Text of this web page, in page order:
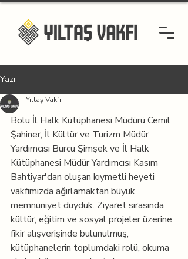
Yazı
Yıltaş Vakfı
Bolu İl Halk Kütüphanesi Müdürü Cemil
Şahiner, İl Kültür ve Turizm Müdür
Yardımcısı Burcu Şimşek ve İl Halk
Kütüphanesi Müdür Yardımcısı Kasım
Bahtiyar'dan oluşan kıymetli heyeti
vakfımızda ağırlamaktan büyük
memnuniyet duyduk. Ziyaret sırasında
kültür, eğitim ve sosyal projeler üzerine
fikir alışverişinde bulunulmuş,
kütüphanelerin toplumdaki rolü, okuma